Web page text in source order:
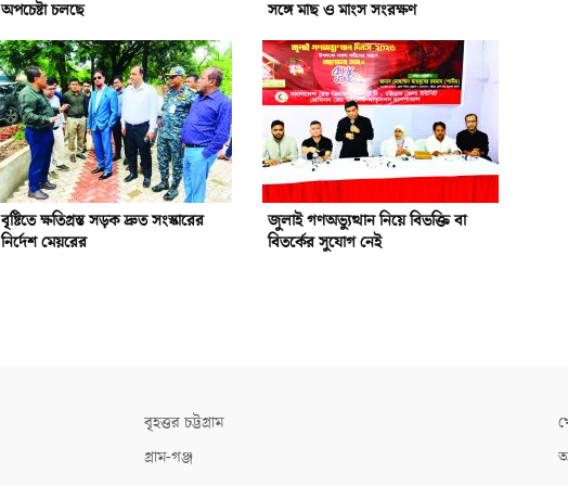
অপচেষ্টা চলছে
সঙ্গে মাছ ও মাংস সংরক্ষণ
বৃষ্টিতে ক্ষতিগ্রস্ত সড়ক দ্রুত সংস্কারের
নির্দেশ মেয়রের
জুলাই গণঅভ্যুত্থান নিয়ে বিভক্তি বা
বিতর্কের সুযোগ নেই
বৃহত্তর চট্টগ্রাম
গ্রাম-গঞ্জ